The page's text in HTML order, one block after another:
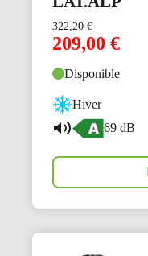
322,20€
209,00 €
Disponible
Hiver
69 dB